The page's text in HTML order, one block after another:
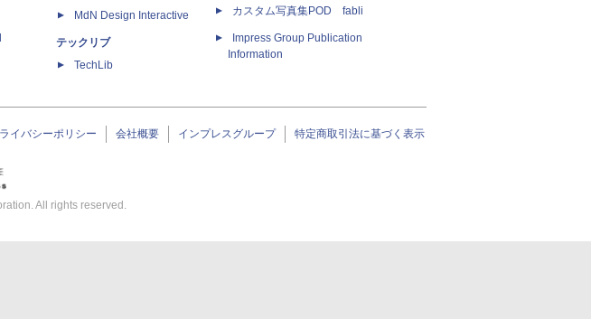
MdN Design Interactive
テックリブ
TechLib
カスタム写真集POD fabli
Impress Group Publication
Information
イバシーポリシー 会社概要 インプレスグループ 特定商取引法に基づく表示
All rights reserved.